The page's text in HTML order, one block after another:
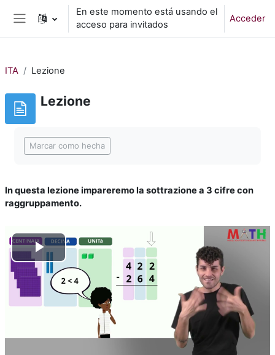
Salta al contenido principal
Panel lateral
En este momento está usando el
acceso para invitados
Acceder
ITA Lezione
Lezione
Marcar como hecha
In questa lezione impareremo la sottrazione a 3 cifre con
raggruppamento.
Reproducir
Vídeo